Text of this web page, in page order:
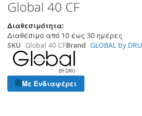
αρχή
της
συλλογής
εικόνων
Global 40 CF
Διαθεσιμότητα:
Διαθέσιμο από 10 έως 30 ημέρες
SKU Global 40 CFBrand GLOBAL by DRU
Με Ενδιαφέρει